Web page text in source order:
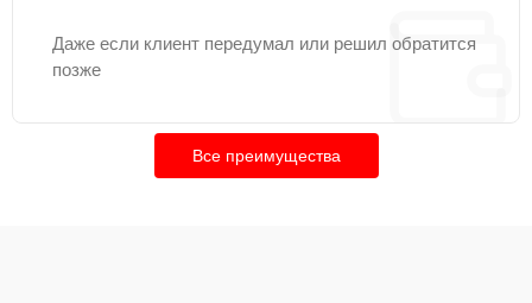
Даже если клиент передумал или решил обратится
позже
Все преимущества